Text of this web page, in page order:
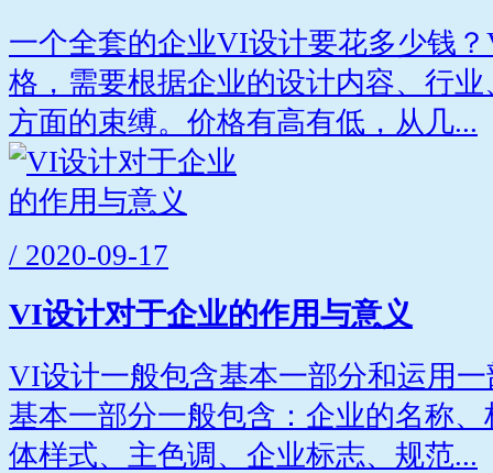
一个全套的企业VI设计要花多少钱
格，需要根据企业的设计内容、行
方面的束缚。价格有高有低，从几...
/ 2020-09-17
VI设计对于企业的作用与意义
VI设计一般包含基本一部分和运用
基本一部分一般包含：企业的名称
体样式、主色调、企业标志、规范...